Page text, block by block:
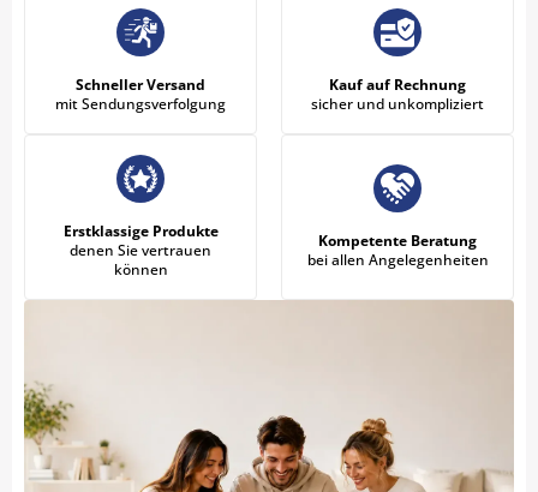
Schneller Versand
mit Sendungsverfolgung
Kauf auf Rechnung
sicher und unkompliziert
Erstklassige Produkte
denen Sie vertrauen
können
Kompetente Beratung
bei allen Angelegenheiten